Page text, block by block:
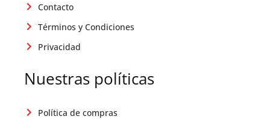
Contacto
Términos y Condiciones
Privacidad
Nuestras políticas
Política de compras